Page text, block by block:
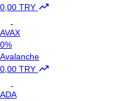
0,00 TRY
AVAX
0%
Avalanche
0,00 TRY
ADA